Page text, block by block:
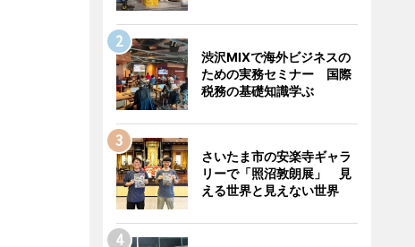
渋沢MIXで海外ビジネスの
ための実務セミナー 国際
税務の基礎知識学ぶ
さいたま市の安楽寺ギャラ
リーで「照沼敦朗展」 見
える世界と見えない世界